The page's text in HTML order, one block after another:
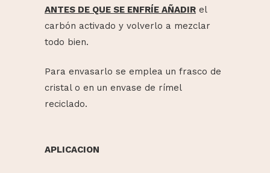
ANTES DE QUE SE ENFRÍE AÑADIR el
carbón activado y volverlo a mezclar
todo bien.
Para envasarlo se emplea un frasco de
cristal o en un envase de rímel
reciclado.
APLICACION